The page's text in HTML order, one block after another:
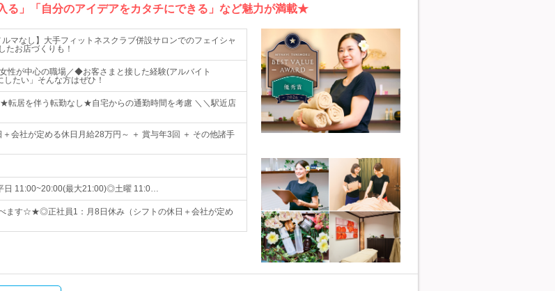
る」「自分のアイデアをカタチにできる」など魅力が満載★
ルマなし】大手フィットネスクラブ併設サロンでのフェイシャ
たお店づくりも！
性が中心の職場／◆お客さまと接した経験(アルバイト
たい」そんな方はぜひ！
転居を伴う転勤なし★自宅からの通勤時間を考慮 ＼＼駅近店
会社が定める休日月給28万円～ ＋ 賞与年3回 ＋ その他諸手
11:00~20:00(最大21:00)◎土曜 11:0…
ます☆★◎正社員1：月8日休み（シフトの休日＋会社が定め